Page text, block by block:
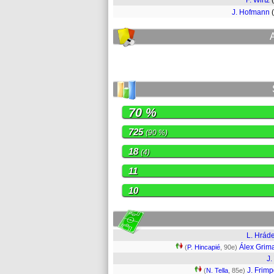
J. Hofmann
70 %
725(90 %)
18(4)
11
10
L.
(P. Hincapié , 90e) Álex
J.
(N. Tella , 85e) J.